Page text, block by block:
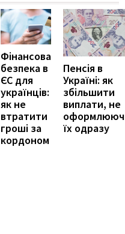
Фінансова
безпека в
ЄС для
українців:
як не
втратити
гроші за
кордоном
Пенсія в
Україні: як
збільшити
виплати, не
їх одразу